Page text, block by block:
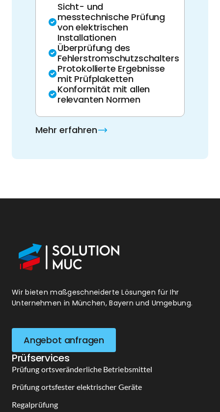
Sicht- und
messtechnische Prüfung
von elektrischen
Installationen
Überprüfung des
Fehlerstromschutzschalters
Protokollierte Ergebnisse
mit Prüfplaketten
Konformität mit allen
relevanten Normen
Mehr erfahren
Wir bieten maßgeschneiderte Lösungen für Ihr
Unternehmen in München, Bayern und Umgebung.
Angebot anfragen
Prüfservices
Prüfung ortsveränderliche Betriebsmittel
Prüfung ortsfester elektrischer Geräte
Regalprüfung